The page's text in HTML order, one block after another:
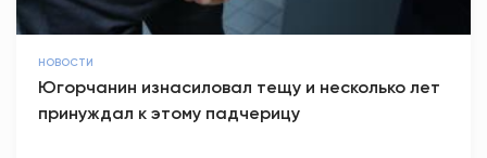
ВОПРОС-ОТВЕТ
АНТИТЕРРОР
НОВОСТИ
Югорчанин изнасиловал тещу и несколько лет
принуждал к этому падчерицу